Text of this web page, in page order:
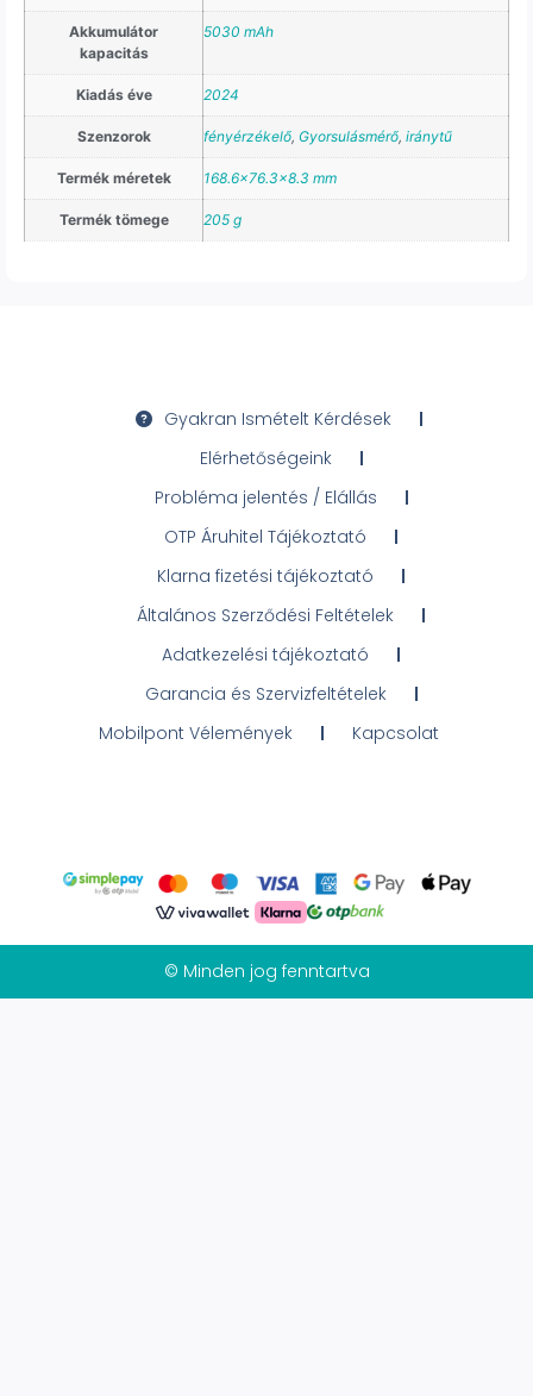
Akkumulátor
kapacitás
5030 mAh
Kiadás éve 2024
Szenzorok fényérzékelő, Gyorsulásmérő, iránytű
Termék méretek 168.6×76.3×8.3 mm
Termék tömege 205 g
Gyakran Ismételt Kérdések
Elérhetőségeink
Probléma jelentés / Elállás
OTP Áruhitel Tájékoztató
Klarna fizetési tájékoztató
Általános Szerződési Feltételek
Adatkezelési tájékoztató
Garancia és Szervizfeltételek
Mobilpont Vélemények
Kapcsolat
© Minden jog fenntartva